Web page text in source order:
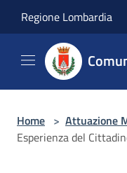
Regione Lombardia
Home > Attuazione
Esperienza del